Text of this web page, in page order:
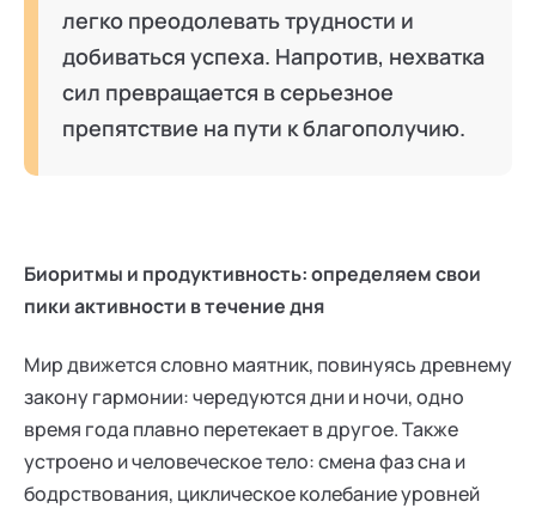
легко преодолевать трудности и
добиваться успеха. Напротив, нехватка
сил превращается в серьезное
препятствие на пути к благополучию.
Биоритмы и продуктивность: определяем свои
пики активности в течение дня
Мир движется словно маятник, повинуясь древнему
закону гармонии: чередуются дни и ночи, одно
время года плавно перетекает в другое. Также
устроено и человеческое тело: смена фаз сна и
бодрствования, циклическое колебание уровней